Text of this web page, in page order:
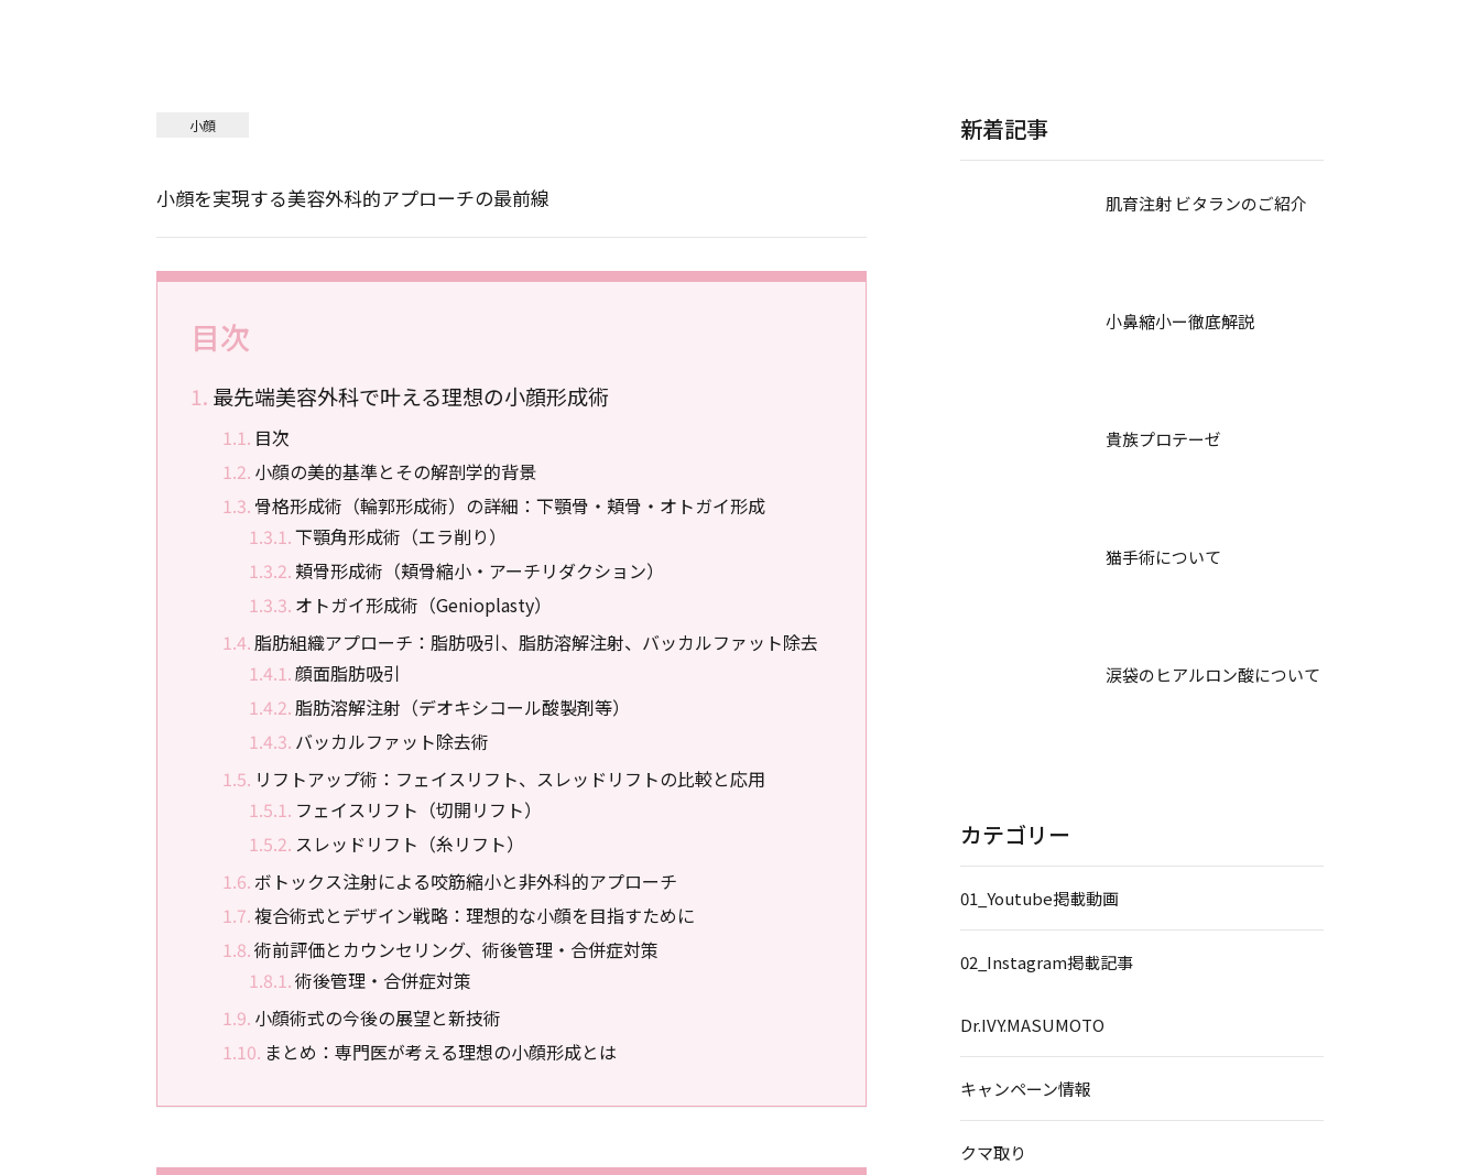
小顔
小顔を実現する美容外科的アプローチの最前線
目次
最先端美容外科で叶える理想の小顔形成術
目次
小顔の美的基準とその解剖学的背景
骨格形成術（輪郭形成術）の詳細：下顎骨・頬骨・オトガイ形成
下顎角形成術（エラ削り）
頬骨形成術（頬骨縮小・アーチリダクション）
オトガイ形成術（Genioplasty）
脂肪組織アプローチ：脂肪吸引、脂肪溶解注射、バッカルファット除去
顔面脂肪吸引
脂肪溶解注射（デオキシコール酸製剤等）
バッカルファット除去術
リフトアップ術：フェイスリフト、スレッドリフトの比較と応用
フェイスリフト（切開リフト）
スレッドリフト（糸リフト）
ボトックス注射による咬筋縮小と非外科的アプローチ
複合術式とデザイン戦略：理想的な小顔を目指すために
術前評価とカウンセリング、術後管理・合併症対策
術後管理・合併症対策
小顔術式の今後の展望と新技術
まとめ：専門医が考える理想の小顔形成とは
新着記事
肌育注射 ビタランのご紹介
小鼻縮小ー徹底解説
貴族プロテーゼ
猫手術について
涙袋のヒアルロン酸について
カテゴリー
01_Youtube掲載動画
02_Instagram掲載記事
Dr.IVY.MASUMOTO
キャンペーン情報
クマ取り